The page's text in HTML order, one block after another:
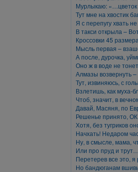
Мурлыкаю:
Тут мне на хвостик
Я с перепугу хвать
В такси открыла –
Кроссовки 45
Мысль первая –
А после, дурочка,
Оно ж в воде не
Алмазы возвернуть –
Тут, извиняюсь, с
Взлетишь, как муха-
Чтоб, значит, в
Давай, Масяня, по
Решенье принято,
Хотя, без тугриков
Начхать! Недаром
Ну, в смысле, мама,
Или про пруд и
Перетерев все это,
Но бандюганам